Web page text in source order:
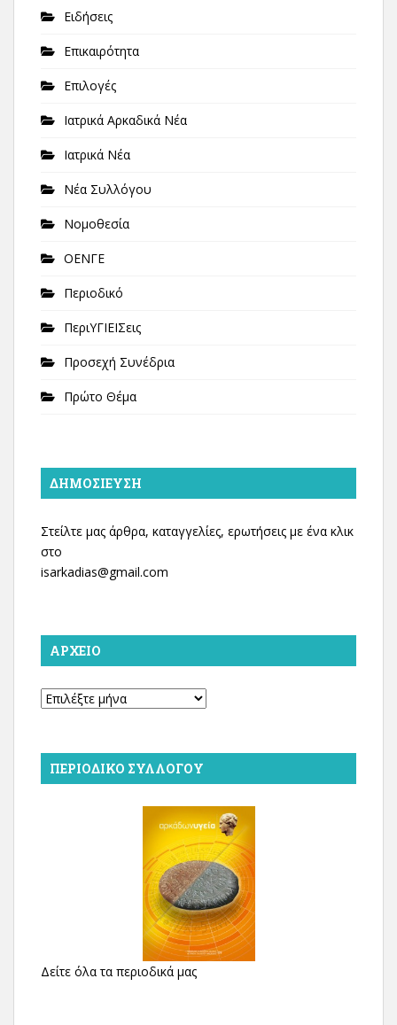
Ειδήσεις
Επικαιρότητα
Επιλογές
Ιατρικά Αρκαδικά Νέα
Ιατρικά Νέα
Νέα Συλλόγου
Νομοθεσία
ΟΕΝΓΕ
Περιοδικό
ΠεριΥΓΙΕΙΣεις
Προσεχή Συνέδρια
Πρώτο Θέμα
ΔΗΜΟΣΊΕΥΣΗ
Στείλτε μας άρθρα, καταγγελίες, ερωτήσεις με ένα κλικ
στο
isarkadias@gmail.com
ΑΡΧΕΊΟ
Αρχείο
ΠΕΡΙΟΔΙΚΌ ΣΥΛΛΌΓΟΥ
Δείτε όλα τα περιοδικά μας